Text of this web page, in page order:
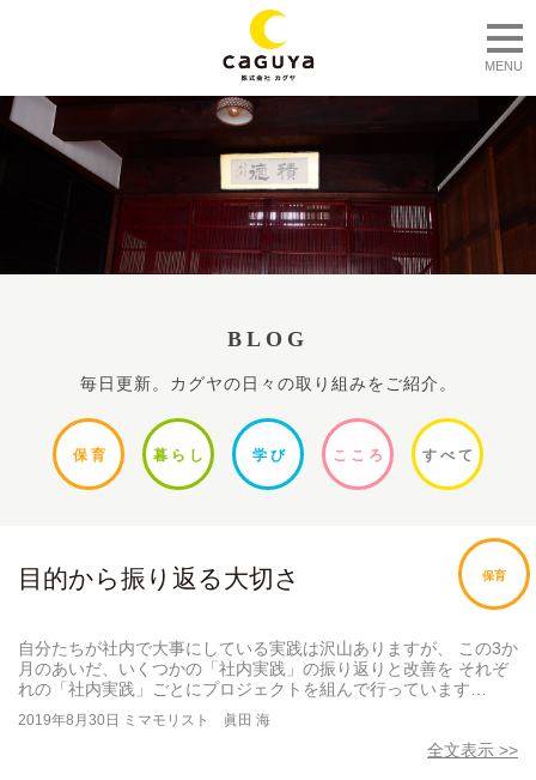
MENU
BLOG
毎日更新。カグヤの日々の取り組みをご紹介。
保 育 暮ら し 学 び ここ ろ すべて
保育
目的から振り返る大切さ
自分たちが社内で大事にしている実践は沢山ありますが、 この3か
月のあいだ、いくつかの「社内実践」の振り返りと改善を それぞ
れの「社内実践」ごとにプロジェクトを組んで行っています…
2019年8月30日 ミマモリスト 眞田 海
全文表示 >>